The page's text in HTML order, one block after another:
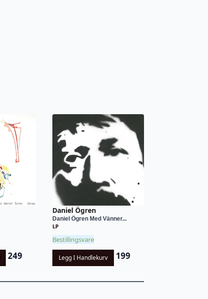
249
Daniel Ögren
Daniel Ögren Med Vänner...
LP
Bestillingsvare
Legg I Handlekurv 199